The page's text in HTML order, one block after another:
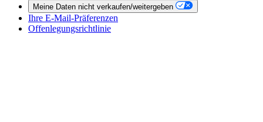
Meine Daten nicht verkaufen/weitergeben
Ihre E-Mail-Präferenzen
Offenlegungsrichtlinie